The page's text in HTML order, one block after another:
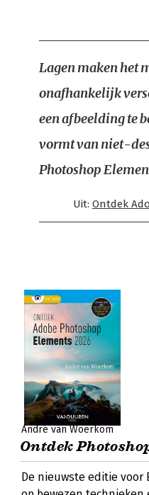
Lagen maken het
onafhankelijk
een afbeelding te
vormt van niet-
Photoshop
Uit: Ontdek
André van Woerkom
Ontdek
De nieuwste editie voor